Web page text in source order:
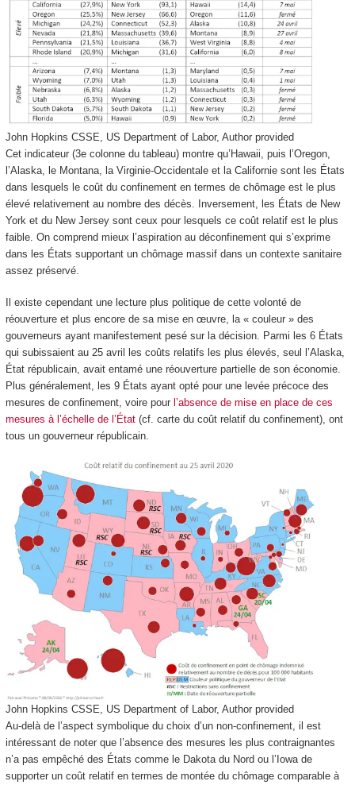
John Hopkins CSSE, US Department of Labor, Author provided
Cet indicateur (3ecolonne du tableau) montre qu’Hawaii, puis l’Oregon,
l’Alaska, le Montana, la Virginie-Occidentale et la Californie sont les États
dans lesquels le coût du confinement en termes de chômage est le plus
élevé relativement au nombre des décès. Inversement, les États de New
York et du New Jersey sont ceux pour lesquels ce coût relatif est le plus
faible. On comprend mieux l’aspiration au déconfinement qui s’exprime
dans les États supportant un chômage massif dans un contexte sanitaire
assez préservé.
Il existe cependant une lecture plus politique de cette volonté de
réouverture et plus encore de sa mise en œuvre, la « couleur » des
gouverneurs ayant manifestement pesé sur la décision. Parmi les 6 États
qui subissaient au 25 avril les coûts relatifs les plus élevés, seul l’Alaska,
État républicain, avait entamé une réouverture partielle de son économie.
Plus généralement, les 9 États ayant opté pour une levée précoce des
mesures de confinement, voire pour l’absence de mise en place de ces
mesures à l’échelle de l’État(cf. carte du coût relatif du confinement), ont
tous un gouverneur républicain.
John Hopkins CSSE, US Department of Labor, Author provided
Au-delà de l’aspect symbolique du choix d’un non-confinement, il est
intéressant de noter que l’absence des mesures les plus contraignantes
n’a pas empêché des États comme le Dakota du Nord ou l’Iowa de
supporter un coût relatif en termes de montée du chômage comparable à